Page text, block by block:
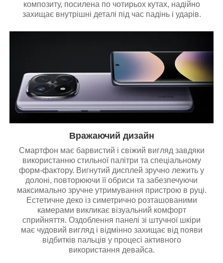
композиту, посилена по чотирьох кутах, надійно
захищає внутрішні деталі під час падінь і ударів.
Вражаючий дизайн
Смартфон має барвистий і свіжий вигляд завдяки
використанню стильної палітри та спеціальному
форм-фактору. Вигнутий дисплей зручно лежить у
долоні, повторюючи її обриси та забезпечуючи
максимально зручне утримування пристрою в руці.
Естетичне деко із симетрично розташованими
камерами викликає візуальний комфорт
сприйняття. Оздоблення панелі зі штучної шкіри
має чудовий вигляд і відмінно захищає від появи
відбитків пальців у процесі активного
використання девайса.